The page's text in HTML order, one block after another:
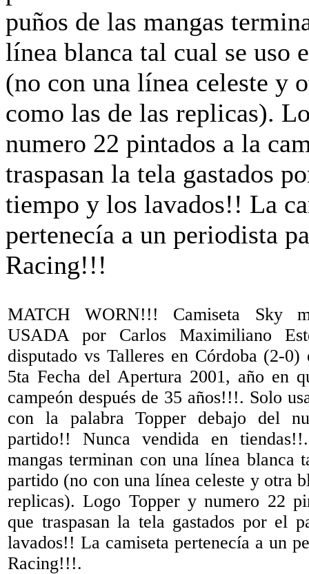
MATCH WORN!!! Camiseta Sky
USADA por Carlos Maximiliano
disputado vs Talleres en Córdoba (2-
5ta Fecha del Apertura 2001, año en
campeón después de 35 años!!!. Solo
con la palabra Topper debajo del
partido!! Nunca vendida en
mangas terminan con una línea blanca
partido (no con una línea celeste y otra
replicas). Logo Topper y numero 22
que traspasan la tela gastados por el
lavados!! La camiseta pertenecía a un
Racing!!!.